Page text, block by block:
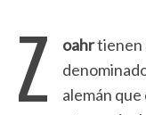
Z oahrtienen
alemán